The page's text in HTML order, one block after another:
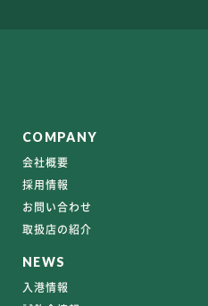
COMPANY
会社概要
採用情報
お問い合わせ
取扱店の紹介
NEWS
入港情報